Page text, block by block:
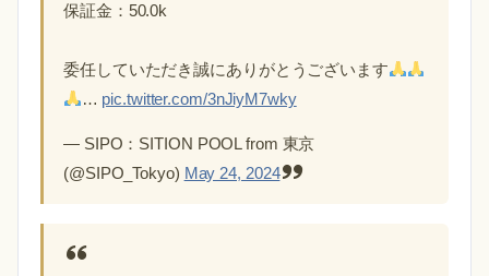
保証金：50.0k
委任していただき誠にありがとうございます
… pic.twitter.com/3nJiyM7wky
— SIPO：SITION POOL from 東京
(@SIPO_Tokyo) May 24, 2024